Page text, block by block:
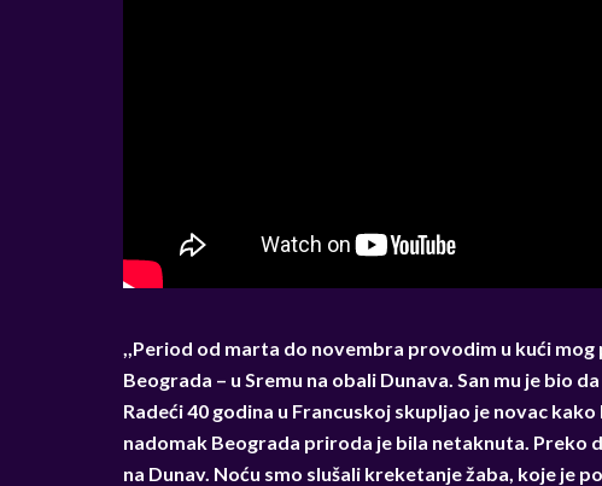
,,Period od marta do novembra provodim u kući
Beograda – u Sremu na obali Dunava. San mu je bio
Radeći 40 godina u Francuskoj skupljao je novac
nadomak Beograda priroda je bila netaknuta. Preko
na Dunav. Noću smo slušali kreketanje žaba, koje je